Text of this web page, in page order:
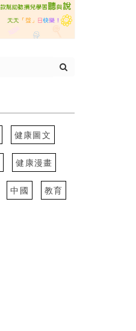
健康圖文
健康漫畫
中國 教育